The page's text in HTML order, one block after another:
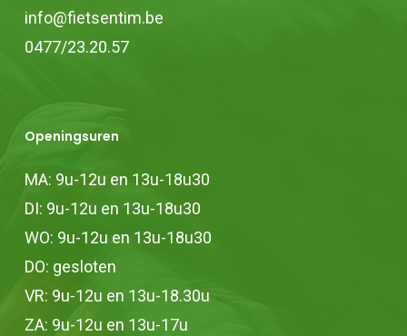
info@fietsentim.be
0477/23.20.57
Openingsuren
MA: 9u-12u en 13u-18u30
DI: 9u-12u en 13u-18u30
WO: 9u-12u en 13u-18u30
DO: gesloten
VR: 9u-12u en 13u-18.30u
ZA: 9u-12u en 13u-17u